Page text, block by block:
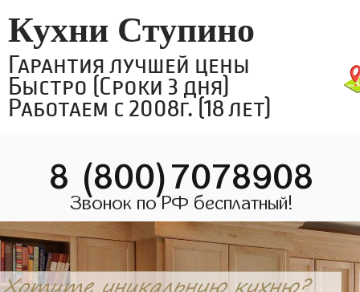
Кухни Ступино
Гарантия лучшей цены
Быстро (Сроки 3 дня)
Работаем с 2008г. (18 лет)
8 (800)7078908
Звонок по РФ бесплатный!